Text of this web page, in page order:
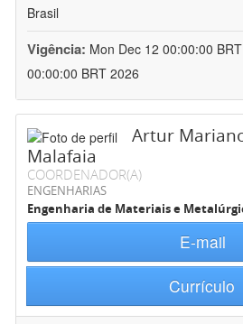
Brasil
Vigência: Mon Dec 12 00:00:00
00:00:00 BRT 2026
Artur
Malafaia
COORDENADOR(A)
ENGENHARIAS
Engenharia de Materiais e
E-mail
Currículo